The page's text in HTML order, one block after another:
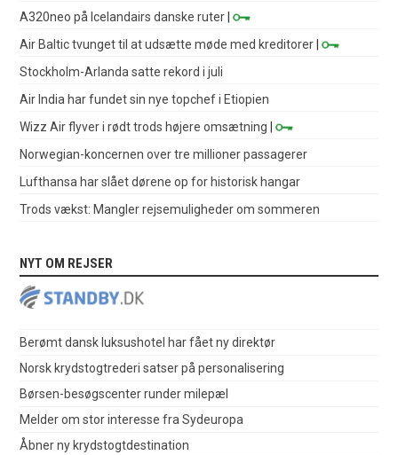
A320neo på Icelandairs danske ruter |
Air Baltic tvunget til at udsætte møde med kreditorer |
Stockholm-Arlanda satte rekord i juli
Air India har fundet sin nye topchef i Etiopien
Wizz Air flyver i rødt trods højere omsætning |
Norwegian-koncernen over tre millioner passagerer
Lufthansa har slået dørene op for historisk hangar
Trods vækst: Mangler rejsemuligheder om sommeren
NYT OM REJSER
Berømt dansk luksushotel har fået ny direktør
Norsk krydstogtrederi satser på personalisering
Børsen-besøgscenter runder milepæl
Melder om stor interesse fra Sydeuropa
Åbner ny krydstogtdestination